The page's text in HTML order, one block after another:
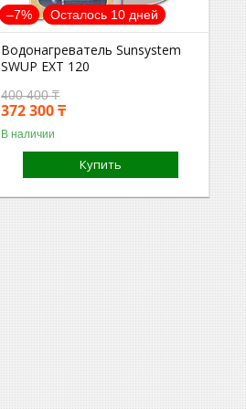
–7% Осталось 10 дней
Водонагреватель Sunsystem
SWUP EXT 120
400 400 ₸
372 300 ₸
В наличии
Купить